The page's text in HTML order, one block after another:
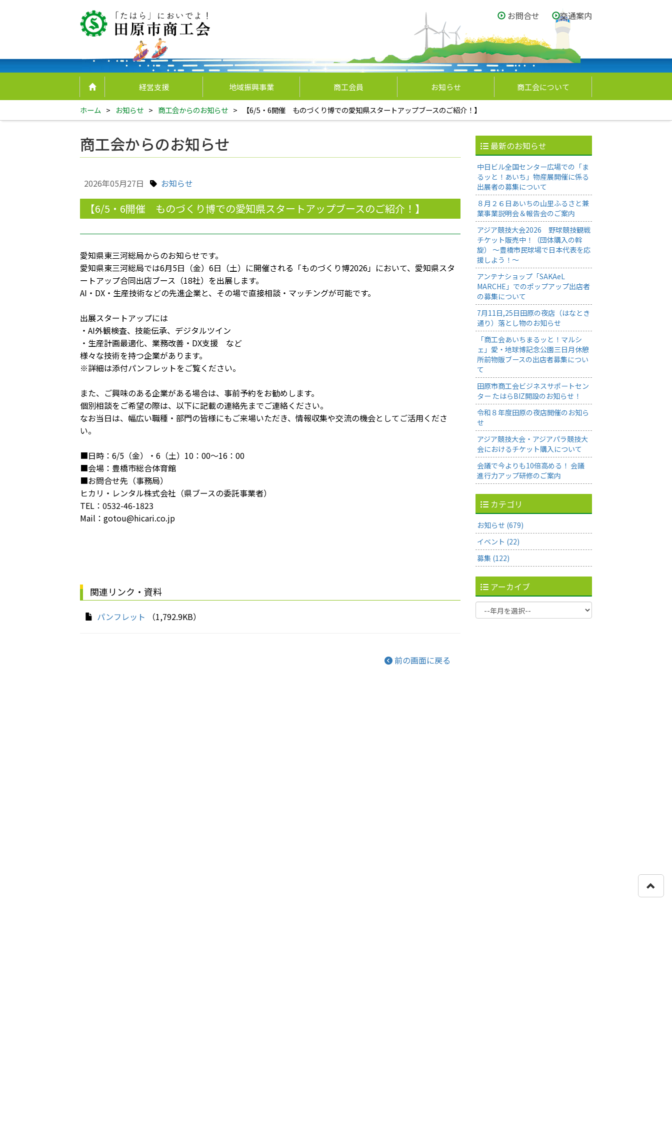
交通案内
お問合せ
経営支援 地域振興事業 商工会員 お知らせ 商工会について
ホーム > お知らせ > 商工会からのお知らせ > 【6/5・6開催 ものづくり博での愛知県スタートアップブースのご紹介！】
商工会からのお知らせ
2026年05月27日 お知らせ
【6/5・6開催 ものづくり博での愛知県スタートアップブースのご紹介！】
愛知県東三河総局からのお知らせです。
愛知県東三河総局では6月5日（金）6日（土）に開催される「ものづくり博2026」において、愛知県スタ
ートアップ合同出店ブース（18社）を出展します。
AI・DX・生産技術などの先進企業と、その場で直接相談・マッチングが可能です。
出展スタートアップには
・AI外観検査、技能伝承、デジタルツイン
・生産計画最適化、業務改善・DX支援 など
様々な技術を持つ企業があります。
※詳細は添付パンフレットをご覧ください。
また、ご興味のある企業がある場合は、事前予約をお勧めします。
個別相談をご希望の際は、以下に記載の連絡先までご連絡ください。
なお当日は、幅広い職種・部門の皆様にもご来場いただき、情報収集や交流の機会としてご活用くださ
い。
■日時：6/5（金）・6（土）10：00～16：00
■会場：豊橋市総合体育館
■お問合せ先（事務局）
ヒカリ・レンタル株式会社（県ブースの委託事業者）
TEL：0532-46-1823
Mail：gotou@hicari.co.jp
関連リンク・資料
パンフレット （1,792.9KB）
前の画面に戻る
最新のお知らせ
中日ビル全国センター広場での「ま
るッと！あいち」物産展開催に係る
出展者の募集について
８月２６日あいちの山里ふるさと兼
業事業説明会＆報告会のご案内
アジア競技大会2026 野球競技観戦
チケット販売中！（団体購入の斡
旋） ～豊橋市民球場で日本代表を応
援しよう！～
アンテナショップ「SAKAeL
MARCHE」でのポップアップ出店者
の募集について
7月11日,25日田原の夜店（はなとき
通り）落とし物のお知らせ
「商工会あいちまるッと！マルシ
ェ」愛・地球博記念公園三日月休憩
所前物販ブースの出店者募集につい
て
田原市商工会ビジネスサポートセン
ター たはらBIZ開設のお知らせ！
令和８年度田原の夜店開催のお知ら
せ
アジア競技大会・アジアパラ競技大
会におけるチケット購入について
会議で今よりも10倍高める！ 会議
進行力アップ研修のご案内
カテゴリ
お知らせ (679)
イベント (22)
募集 (122)
アーカイブ